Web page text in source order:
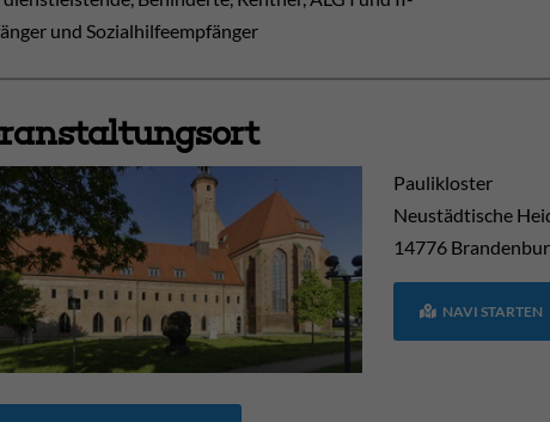
und Sozialhilfeempfänger
Paulikloster
Neustädtische
14776
NAVI STARTEN